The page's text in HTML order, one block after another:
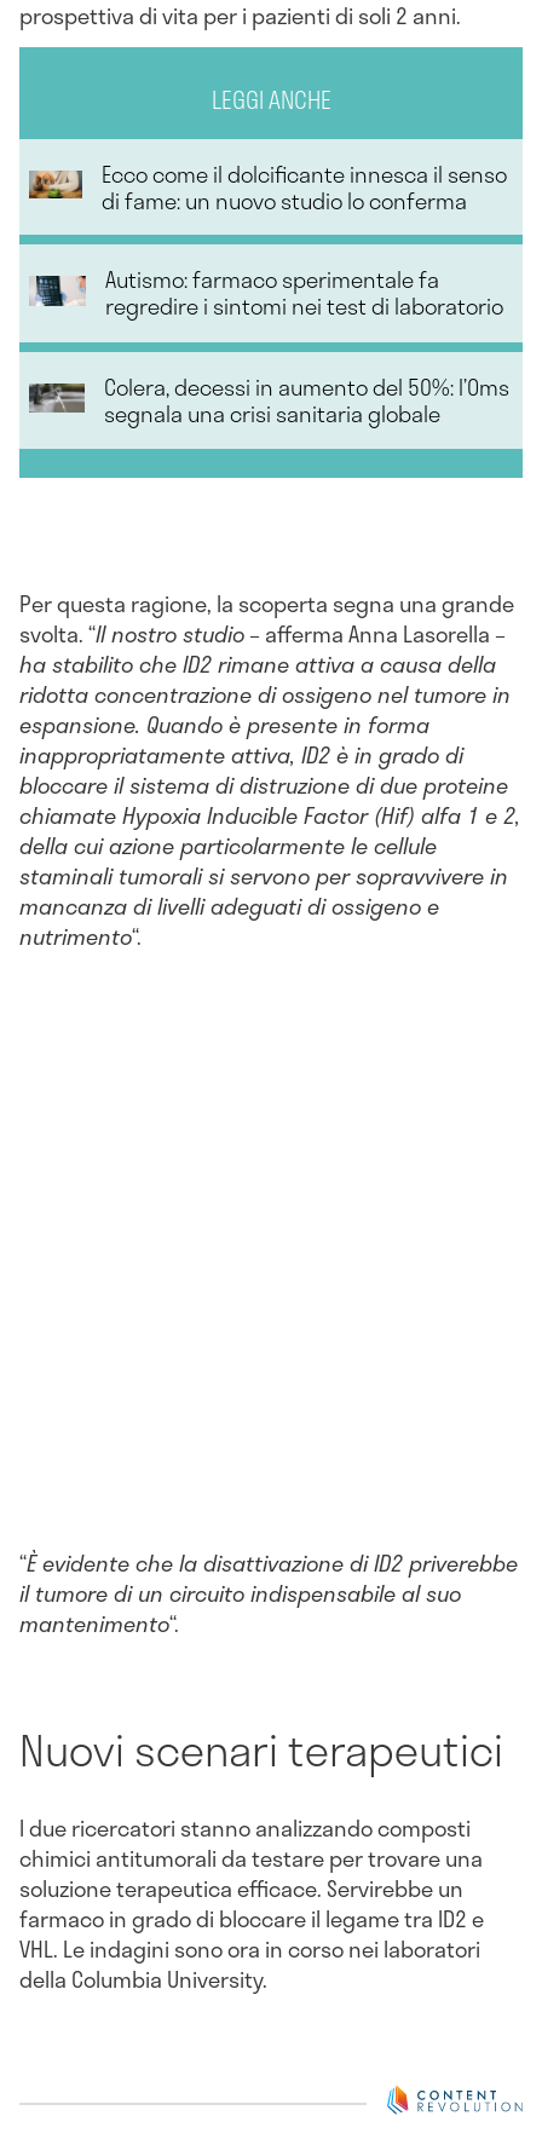
prospettiva di vita per i pazienti di soli 2 anni.
LEGGI ANCHE
Ecco come il dolcificante innesca il senso
di fame: un nuovo studio lo conferma
Autismo: farmaco sperimentale fa
regredire i sintomi nei test di laboratorio
Colera, decessi in aumento del 50%: l’Oms
segnala una crisi sanitaria globale
Per questa ragione, la scoperta segna una grande
svolta. “Il nostro studio– afferma Anna Lasorella –
ha stabilito che ID2 rimane attiva a causa della
ridotta concentrazione di ossigeno nel tumore in
espansione. Quando è presente in forma
inappropriatamente attiva, ID2 è in grado di
bloccare il sistema di distruzione di due proteine
chiamate Hypoxia Inducible Factor (Hif) alfa 1 e 2,
della cui azione particolarmente le cellule
staminali tumorali si servono per sopravvivere in
mancanza di livelli adeguati di ossigeno e
nutrimento“.
“È evidente che la disattivazione di ID2 priverebbe
il tumore di un circuito indispensabile al suo
mantenimento“.
Nuovi scenari terapeutici
I due ricercatori stanno analizzando composti
chimici antitumorali da testare per trovare una
soluzione terapeutica efficace. Servirebbe un
farmaco in grado di bloccare il legame tra ID2 e
VHL. Le indagini sono ora in corso nei laboratori
della Columbia University.